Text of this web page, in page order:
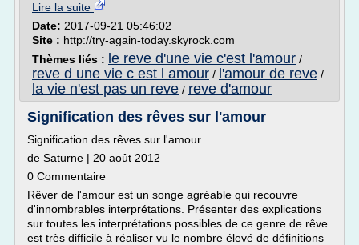
Lire la suite
Date: 2017-09-21 05:46:02
Site : http://try-again-today.skyrock.com
Thèmes liés : le reve d'une vie c'est l'amour /
reve d une vie c est l amour / l'amour de reve /
la vie n'est pas un reve / reve d'amour
Signification des rêves sur l'amour
Signification des rêves sur l'amour
de Saturne | 20 août 2012
0 Commentaire
Rêver de l'amour est un songe agréable qui recouvre
d'innombrables interprétations. Présenter des explications
sur toutes les interprétations possibles de ce genre de rêve
est très difficile à réaliser vu le nombre élevé de définitions